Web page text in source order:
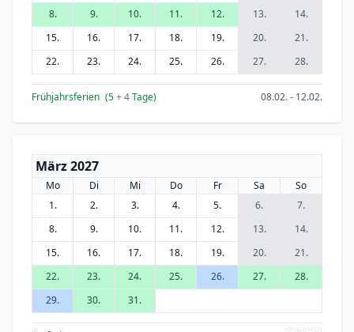
8.
9. 10. 11. 12. 13.
14.
15.
16. 17. 18. 19. 20.
21.
22.
23. 24. 25. 26. 27. 28.
Frühjahrsferien (5+ 4Tage) 08.02. - 12.02.
März 2027
Mo Di Mi Do Fr Sa
So
1.
2. 3. 4. 5. 6.
7.
8.
9. 10. 11. 12. 13.
14.
15.
16. 17. 18. 19. 20.
21.
22.
23. 24. 25. 26. 27.
28.
29.
30. 31.